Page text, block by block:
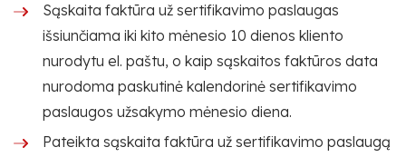
Sąskaita faktūra už sertifikavimo paslaugas
išsiunčiama iki kito mėnesio 10 dienos kliento
nurodytu el. paštu, o kaip sąskaitos faktūros data
nurodoma paskutinė kalendorinė sertifikavimo
paslaugos užsakymo mėnesio diena.
Pateikta sąskaita faktūra už sertifikavimo paslaugą